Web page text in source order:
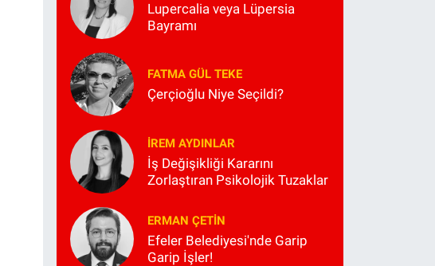
Lupercalia veya Lüpersia
Bayramı
FATMA GÜL TEKE
Çerçioğlu Niye Seçildi?
İREM AYDINLAR
İş Değişikliği Kararını
Zorlaştıran Psikolojik Tuzaklar
ERMAN ÇETIN
Efeler Belediyesi'nde Garip
Garip İşler!